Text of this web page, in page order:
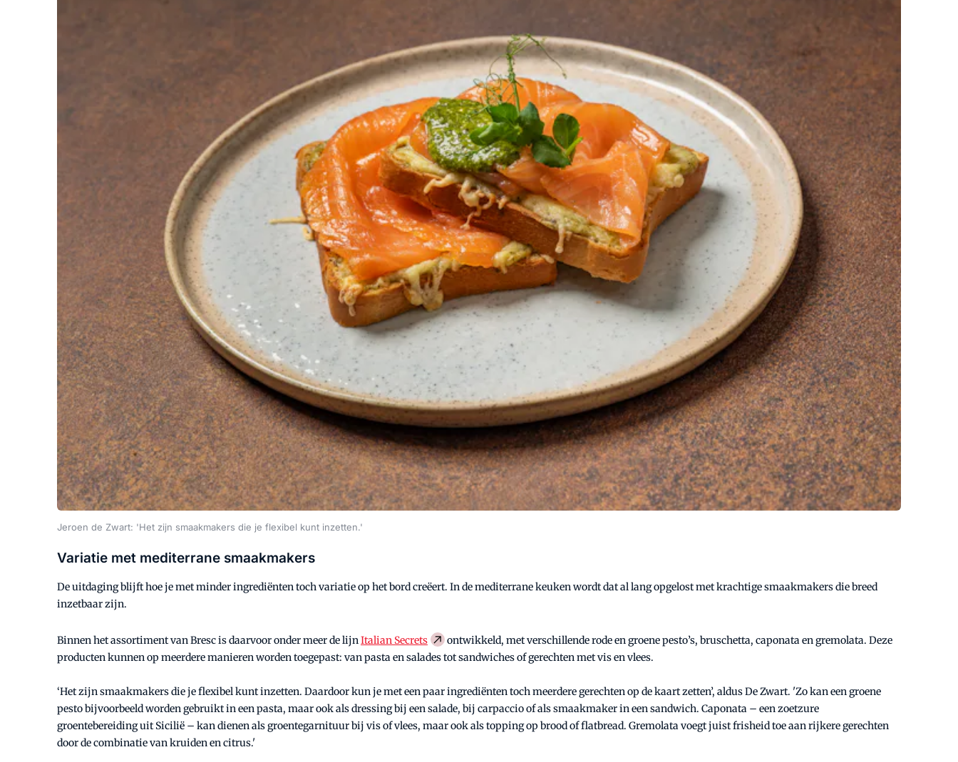
Jeroen de Zwart: 'Het zijn smaakmakers die je flexibel kunt inzetten.'
Variatie met mediterrane smaakmakers
De uitdaging blijft hoe je met minder ingrediënten toch variatie op het bord creëert. In de mediterrane keuken wordt dat al lang opgelost met krachtige smaakmakers die breed
inzetbaar zijn.
Binnen het assortiment van Bresc is daarvoor onder meer de lijnItalian Secrets
ontwikkeld, met verschillende rode en groene pesto’s, bruschetta, caponata en gremolata. Deze
producten kunnen op meerdere manieren worden toegepast: van pasta en salades tot sandwiches of gerechten met vis en vlees.
‘Het zijn smaakmakers die je flexibel kunt inzetten. Daardoor kun je met een paar ingrediënten toch meerdere gerechten op de kaart zetten’, aldus De Zwart. 'Zo kan een groene
pesto bijvoorbeeld worden gebruikt in een pasta, maar ook als dressing bij een salade, bij carpaccio of als smaakmaker in een sandwich. Caponata – een zoetzure
groentebereiding uit Sicilië – kan dienen als groentegarnituur bij vis of vlees, maar ook als topping op brood of flatbread. Gremolata voegt juist frisheid toe aan rijkere gerechten
door de combinatie van kruiden en citrus.'